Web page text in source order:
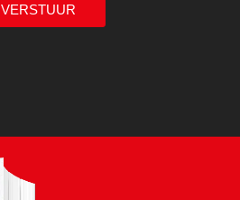
VERSTUUR